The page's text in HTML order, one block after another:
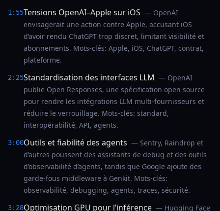
1:55Tensions OpenAI–Apple sur iOS — OpenAI
envisagerait une action contre Apple, accusant iOS
d’avoir rendu ChatGPT trop discret, limitant visibilité et
abonnements. Mots‑clés: Apple, iOS, ChatGPT, contrat,
plateforme.
2:25Standardisation des interfaces LLM — OpenAI
publie Open Responses, une spécification open source
pour rendre les intégrations LLM multi‑fournisseurs et
réduire le verrouillage. Mots‑clés: standard,
interopérabilité, API, agents.
3:00Outils et fiabilité des agents — Sentry, Raindrop et
d’autres poussent des assistants de debug et des outils
d’observabilité d’agents, tandis que Google ajoute des
garde‑fous middleware à Genkit. Mots‑clés:
observabilité, debugging, agents, traces, sécurité.
3:28Optimisation GPU pour l’inférence — Hugging Face